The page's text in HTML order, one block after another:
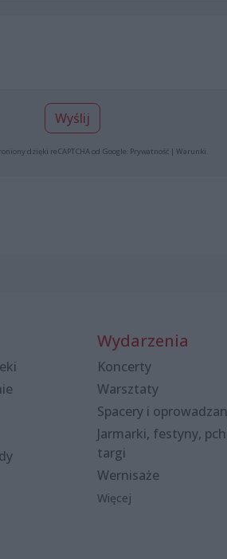
Wyślij
dzięki reCAPTCHA od Google: Prywatność| Warunki
Wydarzenia
Koncerty
Warsztaty
Spacery i
Jarmarki, festyny,
targi
Wernisaże
Więcej